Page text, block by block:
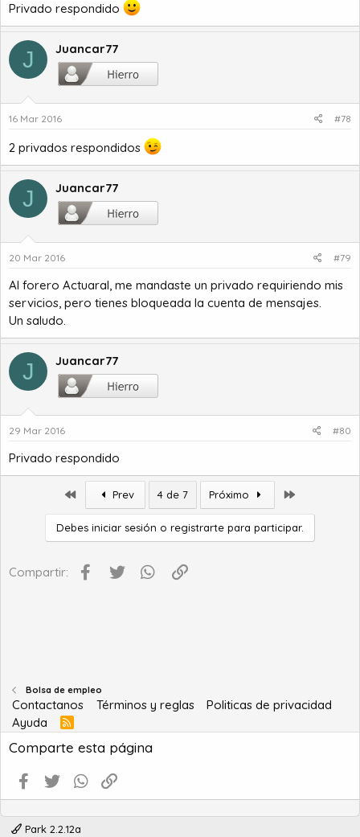
Privado respondido
J Juancar77
16 Mar 2016 #78
2 privados respondidos
J Juancar77
20 Mar 2016 #79
Al forero Actuaral, me mandaste un privado requiriendo mis
servicios, pero tienes bloqueada la cuenta de mensajes.
Un saludo.
J Juancar77
29 Mar 2016 #80
Privado respondido
PrimeroPrev 4 de 7 Próximo
Debes iniciar sesión o registrarte para participar.
Compartir: Facebook
Twitter WhatsApp
Bolsa de empleo
Contactanos Términos y reglas
Politicas de privacidad
Ayuda
R
S
S
Comparte esta página
Facebook
Twitter WhatsApp
Park 2.2.12a